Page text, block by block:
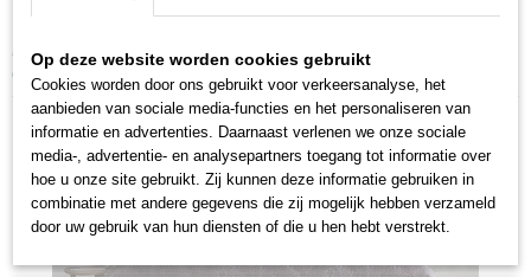
Home > Boxspring Vlakke boxsprings
Boxspring Venice Swiss
collectie complete set
Op deze website worden cookies gebruikt
Cookies worden door ons gebruikt voor verkeersanalyse, het
aanbieden van sociale media-functies en het personaliseren van
informatie en advertenties. Daarnaast verlenen we onze sociale
media-, advertentie- en analysepartners toegang tot informatie over
hoe u onze site gebruikt. Zij kunnen deze informatie gebruiken in
combinatie met andere gegevens die zij mogelijk hebben verzameld
door uw gebruik van hun diensten of die u hen hebt verstrekt.